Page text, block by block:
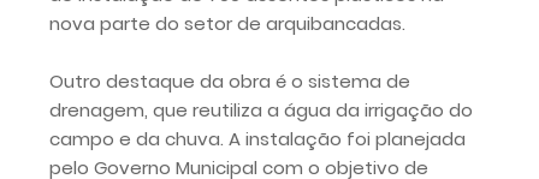
nova parte do setor de arquibancadas.
Outro destaque da obra é o sistema de
drenagem, que reutiliza a água da irrigação do
campo e da chuva. A instalação foi planejada
pelo Governo Municipal com o objetivo de